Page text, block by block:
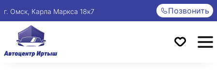
г. Омск, Карла Маркса 18к7 Позвонить